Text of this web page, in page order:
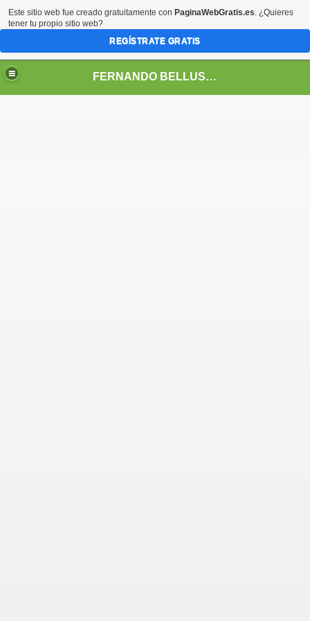
FERNANDO BELLUSCHI
Este sitio web fue creado gratuitamente con PaginaWebGratis.es. ¿Quieres
tener tu propio sitio web?
REGÍSTRATE GRATIS